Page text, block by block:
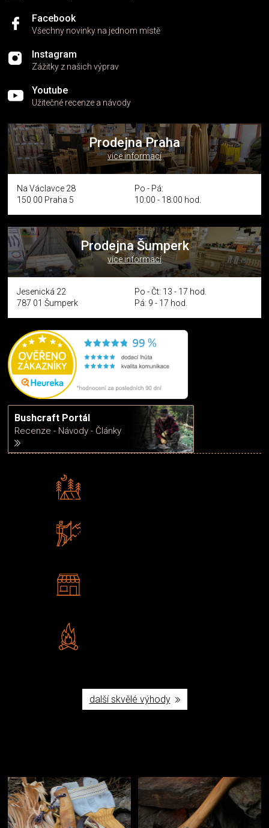
Facebook
Všechny novinky na jednom místě
Instagram
Zážitky z našich výprav
Youtube
Užitečné recenze a návody
Prodejna Praha
více informací
Na Václavce 28
150 00 Praha 5
Po - Pá:
10:00 - 18:00 hod.
Prodejna Šumperk
více informací
Jesenická 22
787 01 Šumperk
Po - Čt: 13 - 17 hod.
Pá: 9 - 17 hod.
Bushcraft Portál
Recenze - Návody - Články
další skvělé výhody